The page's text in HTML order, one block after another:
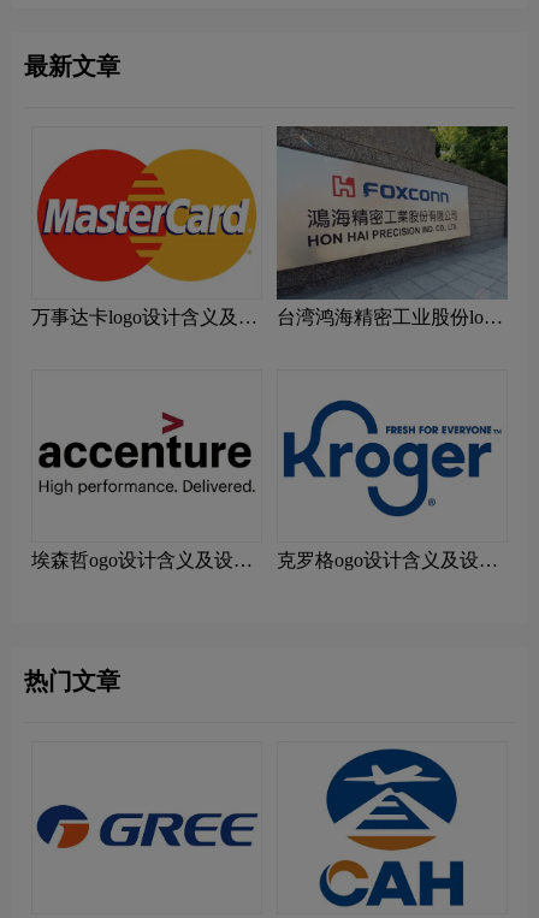
最新文章
万事达卡logo设计含义及设
台湾鸿海精密工业股份logo
埃森哲ogo设计含义及设计
克罗格ogo设计含义及设计
热门文章